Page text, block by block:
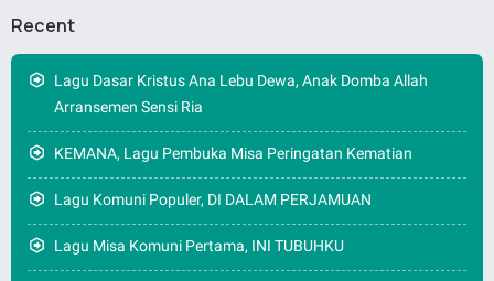
Recent
Lagu Dasar Kristus Ana Lebu Dewa, Anak Domba Allah
Arransemen Sensi Ria
KEMANA, Lagu Pembuka Misa Peringatan Kematian
Lagu Komuni Populer, DI DALAM PERJAMUAN
Lagu Misa Komuni Pertama, INI TUBUHKU